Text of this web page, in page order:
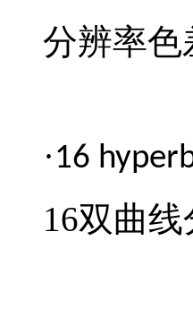
分辨率色
·16
16双曲线